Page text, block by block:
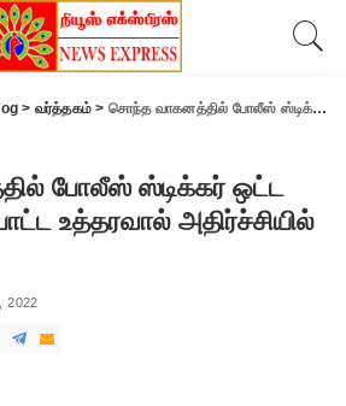
> வர்த்தகம் > சொந்த வாகனத்தில் போலீஸ் ஸ்டிக்கர் ஒட்ட கூடாது -டிஜிபி போட்ட உத்தரவால் அதிர்ச்சியில் காவலர்கள்..!
போலீஸ் ஸ்டிக்கர் ஒட்ட
போட்ட உத்தரவால் அதிர்ச்சியில்
2022